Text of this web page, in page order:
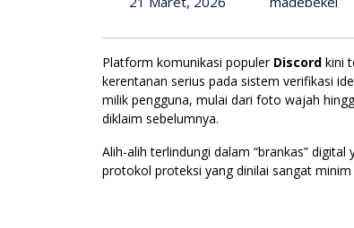
Platform komunikasi populer Discord kini
kerentanan serius pada sistem verifikasi
milik pengguna, mulai dari foto wajah
diklaim sebelumnya.
Alih-alih terlindungi dalam “brankas”
protokol proteksi yang dinilai sangat minim